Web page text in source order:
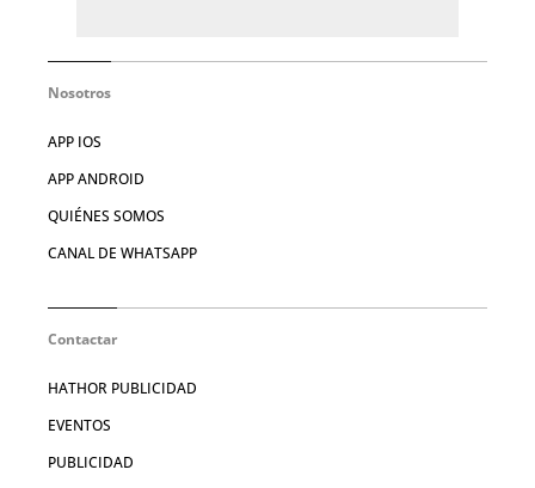
Nosotros
APP IOS
APP ANDROID
QUIÉNES SOMOS
CANAL DE WHATSAPP
Contactar
HATHOR PUBLICIDAD
EVENTOS
PUBLICIDAD